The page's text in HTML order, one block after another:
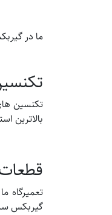
ما در
تکنسین
بالاترین
تعمیرگاه
گیربکس